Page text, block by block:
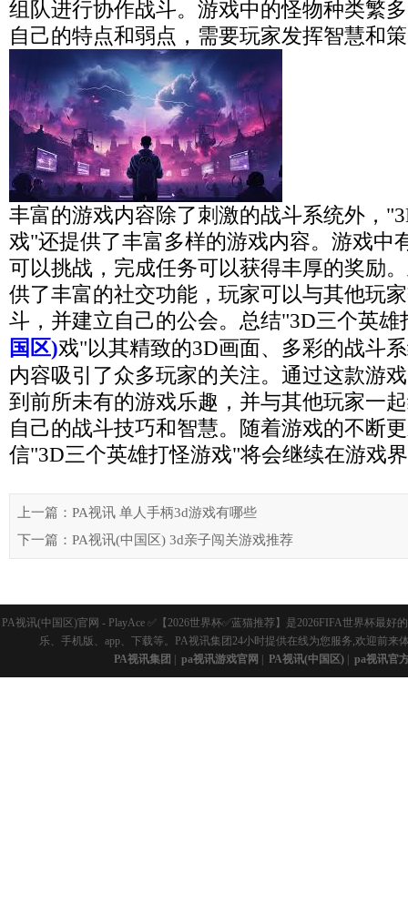
组队进行协作战斗。游戏中的怪物种类繁
自己的特点和弱点，需要玩家发挥智慧和
丰富的游戏内容除了刺激的战斗系统外，
戏"还提供了丰富多样的游戏内容。游戏中
可以挑战，完成任务可以获得丰厚的奖励
供了丰富的社交功能，玩家可以与其他玩
斗，并建立自己的公会。总结"3D三个英雄
国区)戏"以其精致的3D画面、多彩的战斗
内容吸引了众多玩家的关注。通过这款游
到前所未有的游戏乐趣，并与其他玩家一
自己的战斗技巧和智慧。随着游戏的不断
信"3D三个英雄打怪游戏"将会继续在游戏
上一篇：PA视讯 单人手柄3d游戏有哪些
下一篇：PA视讯(中国区) 3d亲子闯关游戏推荐
PA视讯(中国区)官网 - PlayAce ✅【2026世界杯✅蓝猫推荐】是2026FIFA世界杯最
乐、手机版、app、下载等。PA视讯集团24小时提供在线为您服务,欢迎前来
PA视讯集团
pa视讯游戏官网 PA视讯(中国区)| pa视讯官